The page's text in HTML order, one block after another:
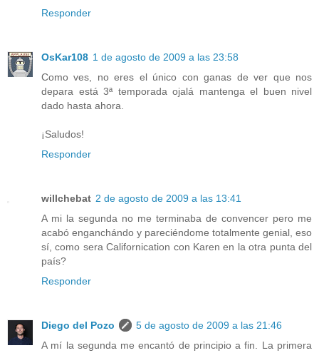
Responder
OsKar108 1 de agosto de 2009 a las 23:58
Como ves, no eres el único con ganas de ver que nos
depara está 3ª temporada ojalá mantenga el buen nivel
dado hasta ahora.
¡Saludos!
Responder
willchebat 2 de agosto de 2009 a las 13:41
A mi la segunda no me terminaba de convencer pero me
acabó enganchándo y pareciéndome totalmente genial, eso
sí, como sera Californication con Karen en la otra punta del
país?
Responder
Diego del Pozo
5 de agosto de 2009 a las 21:46
A mí la segunda me encantó de principio a fin. La primera